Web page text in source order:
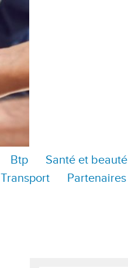
Btp Santé et beauté
Transport Partenaires